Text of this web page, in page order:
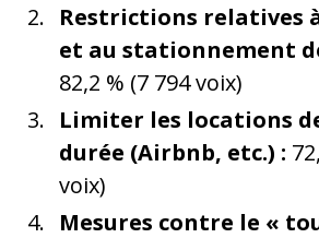
Restrictions relatives
et au stationnement
82,2 % (7 794 voix)
Limiter les locations
durée (Airbnb, etc.) :
voix)
Mesures contre le «